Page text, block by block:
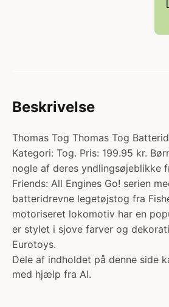
Beskrivelse
Thomas Tog Thomas Tog
Kategori: Tog. Pris: 199.95 kr.
nogle af deres yndlingsøjeblikke
Friends: All Engines Go! serien
batteridrevne legetøjstog fra
motoriseret lokomotiv har en
er stylet i sjove farver og
Eurotoys.
Dele af indholdet på denne side
med hjælp fra AI.